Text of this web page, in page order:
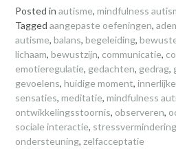
Posted in autisme, mindfulness
Tagged aangepaste oefeningen,
autisme, balans, begeleiding,
lichaam, bewustzijn, communicatie,
emotieregulatie, gedachten, gedrag,
gevoelens, huidige moment,
sensaties, meditatie, mindfulness
ontwikkelingsstoornis, observeren,
sociale interactie, stressvermindering
ondersteuning, zelfacceptatie